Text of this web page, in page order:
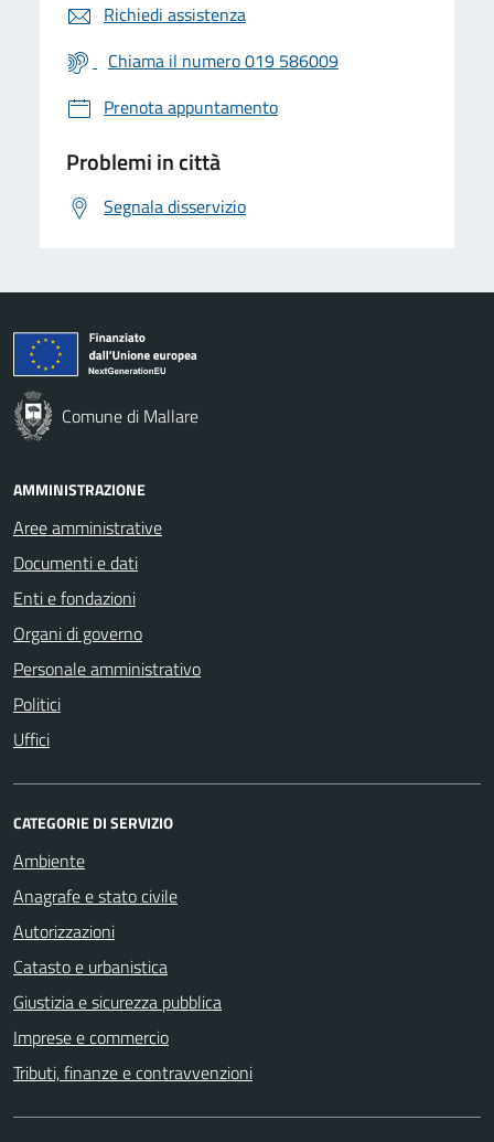
Richiedi assistenza
Chiama il numero 019 586009
Prenota appuntamento
Problemi in città
Segnala disservizio
Comune di Mallare
AMMINISTRAZIONE
Aree amministrative
Documenti e dati
Enti e fondazioni
Organi di governo
Personale amministrativo
Politici
Uffici
CATEGORIE DI SERVIZIO
Ambiente
Anagrafe e stato civile
Autorizzazioni
Catasto e urbanistica
Giustizia e sicurezza pubblica
Imprese e commercio
Tributi, finanze e contravvenzioni